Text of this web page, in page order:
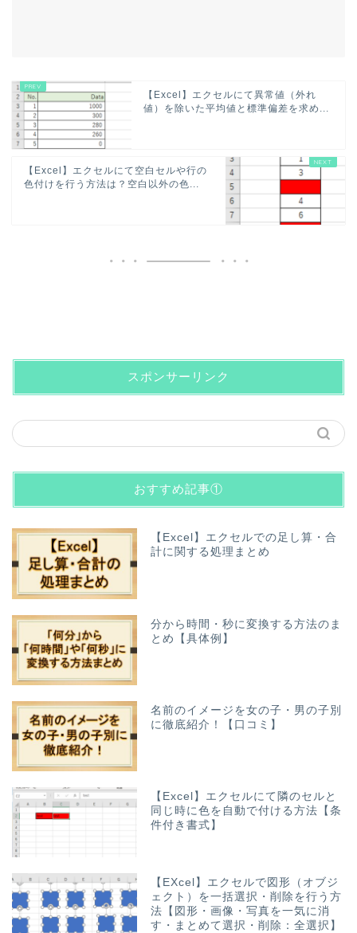
【Excel】エクセルにて異常値（外れ
値）を除いた平均値と標準偏差を求め...
【Excel】エクセルにて空白セルや行の
色付けを行う方法は？空白以外の色...
スポンサーリンク
おすすめ記事①
【Excel】エクセルでの足し算・合
計に関する処理まとめ
分から時間・秒に変換する方法のま
とめ【具体例】
名前のイメージを女の子・男の子別
に徹底紹介！【口コミ】
【Excel】エクセルにて隣のセルと
同じ時に色を自動で付ける方法【条
件付き書式】
【EXcel】エクセルで図形（オブジ
ェクト）を一括選択・削除を行う方
法【図形・画像・写真を一気に消
す・まとめて選択・削除：全選択】